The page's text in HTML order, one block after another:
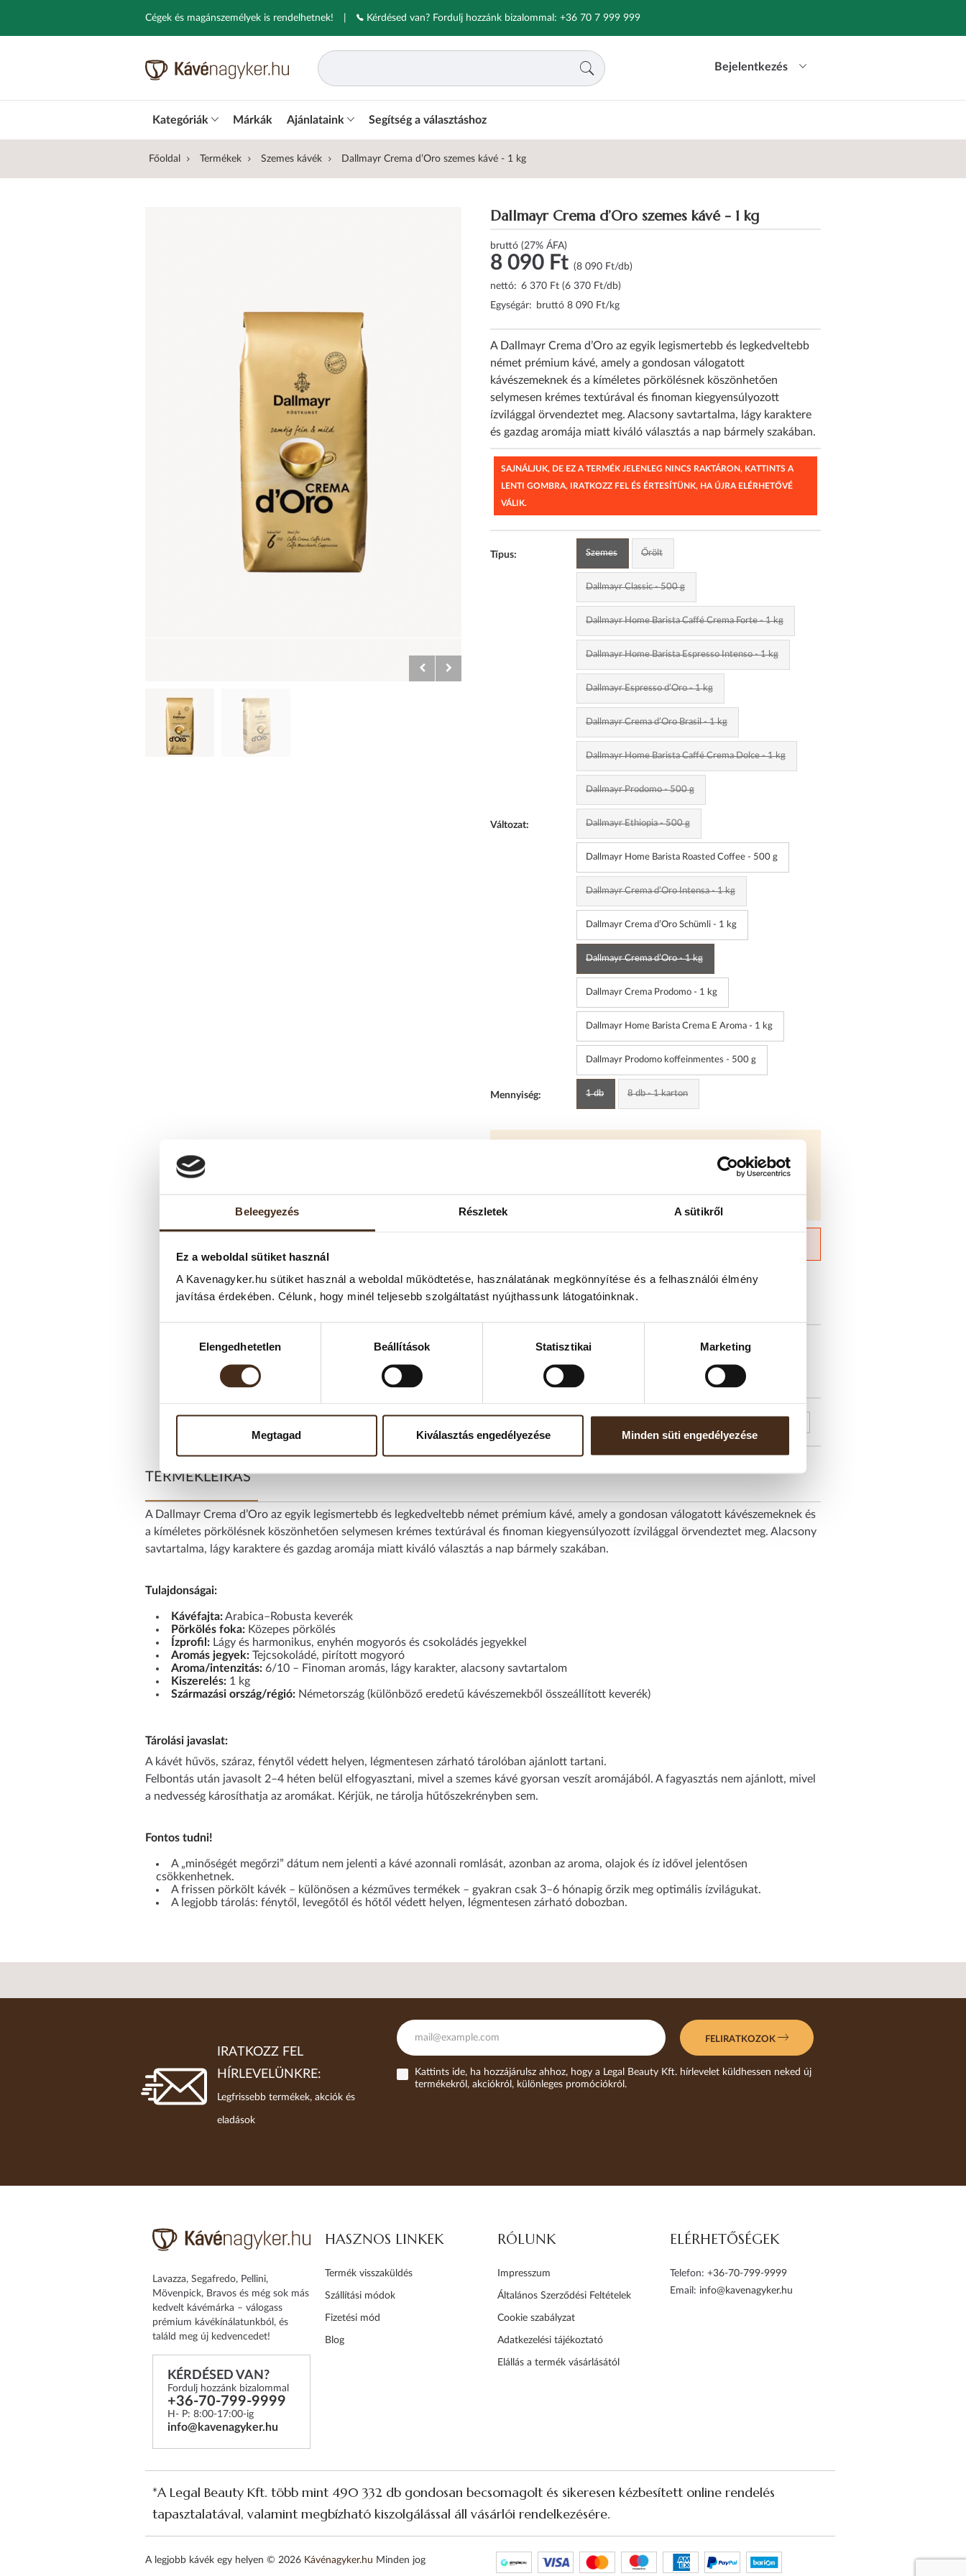
Beleegyezés Részletek A sütikről
Ez a weboldal sütiket használ
A Kavenagyker.hu sütiket használ a weboldal működtetése, használatának megkönnyítése és a felhasználói élmény
javítása érdekében. Célunk, hogy minél teljesebb szolgáltatást nyújthassunk látogatóinknak.
kiválasztásaElengedhetetlen Beállítások Statisztikai Marketing
Megtagad Kiválasztás engedélyezése Minden süti engedélyezése
Cégek és magánszemélyek is rendelhetnek! Kérdésed van? Fordulj hozzánk bizalommal: +36 70 7 999 999
Bejelentkezés
Kategóriák Márkák Ajánlataink Segítség a választáshoz
Főoldal Termékek Szemes kávék Dallmayr Crema d’Oro szemes kávé - 1 kg
Dallmayr Crema d’Oro szemes kávé - 1 kg
bruttó (27% ÁFA)
8 090 Ft (8 090 Ft/db)
nettó: 6 370 Ft (6 370 Ft/db)
Egységár:
bruttó 8 090 Ft/kg
A Dallmayr Crema d’Oro az egyik legismertebb és legkedveltebb
német prémium kávé, amely a gondosan válogatott
kávészemeknek és a kíméletes pörkölésnek köszönhetően
selymesen krémes textúrával és finoman kiegyensúlyozott
ízvilággal örvendeztet meg. Alacsony savtartalma, lágy karaktere
és gazdag aromája miatt kiváló választás a nap bármely szakában.
SAJNÁLJUK, DE EZ A TERMÉK JELENLEG NINCS RAKTÁRON, KATTINTS A
LENTI GOMBRA, IRATKOZZ FEL ÉS ÉRTESÍTÜNK, HA ÚJRA ELÉRHETŐVÉ
VÁLIK.
Típus: Szemes Őrölt
Változat:
Dallmayr Classic - 500 g
Dallmayr Home Barista Caffé Crema Forte - 1 kg
Dallmayr Home Barista Espresso Intenso - 1 kg
Dallmayr Espresso d’Oro - 1 kg
Dallmayr Crema d’Oro Brasil - 1 kg
Dallmayr Home Barista Caffé Crema Dolce - 1 kg
Dallmayr Prodomo - 500 g
Dallmayr Ethiopia - 500 g
Dallmayr Home Barista Roasted Coffee - 500 g
Dallmayr Crema d’Oro Intensa - 1 kg
Dallmayr Crema d’Oro Schümli - 1 kg
Dallmayr Crema d’Oro - 1 kg
Dallmayr Crema Prodomo - 1 kg
Dallmayr Home Barista Crema E Aroma - 1 kg
Dallmayr Prodomo koffeinmentes - 500 g
Mennyiség: 1 db 8 db - 1 karton
ÉRTESÍTÉST KÉREK, HA ÚJRA RAKTÁRON
TERMÉKLEÍRÁS
A Dallmayr Crema d’Oro az egyik legismertebb és legkedveltebb német prémium kávé, amely a gondosan válogatott kávészemeknek és
a kíméletes pörkölésnek köszönhetően selymesen krémes textúrával és finoman kiegyensúlyozott ízvilággal örvendeztet meg. Alacsony
savtartalma, lágy karaktere és gazdag aromája miatt kiváló választás a nap bármely szakában.
Tulajdonságai:
Kávéfajta:Arabica–Robusta keverék
Pörkölés foka: Közepes pörkölés
Ízprofil: Lágy és harmonikus, enyhén mogyorós és csokoládés jegyekkel
Aromás jegyek: Tejcsokoládé, pirított mogyoró
Aroma/intenzitás: 6/10 – Finoman aromás, lágy karakter, alacsony savtartalom
Kiszerelés: 1 kg
Származási ország/régió: Németország (különböző eredetű kávészemekből összeállított keverék)
Tárolási javaslat:
A kávét hűvös, száraz, fénytől védett helyen, légmentesen zárható tárolóban ajánlott tartani.
Felbontás után javasolt 2–4 héten belül elfogyasztani, mivel a szemes kávé gyorsan veszít aromájából. A fagyasztás nem ajánlott, mivel
a nedvesség károsíthatja az aromákat. Kérjük, ne tárolja hűtőszekrényben sem.
Fontos tudni!
A „minőségét megőrzi” dátum nem jelenti a kávé azonnali romlását, azonban az aroma, olajok és íz idővel jelentősen
csökkenhetnek.
A frissen pörkölt kávék – különösen a kézműves termékek – gyakran csak 3–6 hónapig őrzik meg optimális ízvilágukat.
A legjobb tárolás: fénytől, levegőtől és hőtől védett helyen, légmentesen zárható dobozban.
IRATKOZZ FEL
HÍRLEVELÜNKRE:
Legfrissebb termékek, akciók és
eladások
FELIRATKOZOK
Kattints ide, ha hozzájárulsz ahhoz, hogy a Legal Beauty Kft. hírlevelet küldhessen neked új
termékekről, akciókról, különleges promóciókról.
Lavazza, Segafredo, Pellini,
Mövenpick, Bravos és még sok más
kedvelt kávémárka – válogass
prémium kávékínálatunkból, és
találd meg új kedvencedet!
KÉRDÉSED VAN?
Fordulj hozzánk bizalommal
+36-70-799-9999
H- P: 8:00-17:00-ig
info@kavenagyker.hu
HASZNOS LINKEK
Termék visszaküldés
Szállítási módok
Fizetési mód
Blog
RÓLUNK
Impresszum
Általános Szerződési Feltételek
Cookie szabályzat
Adatkezelési tájékoztató
Elállás a termék vásárlásától
ELÉRHETŐSÉGEK
Telefon: +36-70-799-9999
Email: info@kavenagyker.hu
*A Legal Beauty Kft. több mint 490 332 db gondosan becsomagolt és sikeresen kézbesített online rendelés
tapasztalatával, valamint megbízható kiszolgálással áll vásárlói rendelkezésére.
A legjobb kávék egy helyen © 2026 Kávénagyker.hu Minden jog